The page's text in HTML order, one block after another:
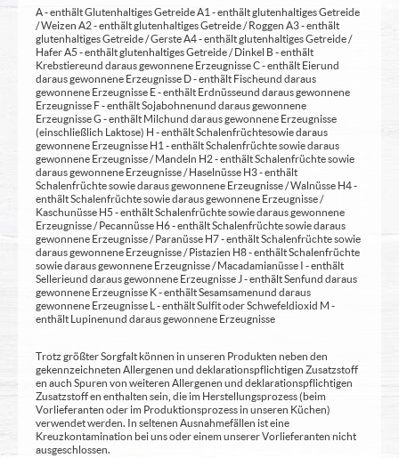
A - enthält Glutenhaltiges Getreide A1 - enthält glutenhaltiges Getreide
/ Weizen A2 - enthält glutenhaltiges Getreide / Roggen A3 - enthält
glutenhaltiges Getreide / Gerste A4 - enthält glutenhaltiges Getreide /
Hafer A5 - enthält glutenhaltiges Getreide / Dinkel B - enthält
Krebstiere und daraus gewonnene Erzeugnisse C - enthält Eier und
daraus gewonnene Erzeugnisse D - enthält Fische und daraus
gewonnene Erzeugnisse E - enthält Erdnüsse und daraus gewonnene
Erzeugnisse F - enthält Sojabohnen und daraus gewonnene
Erzeugnisse G - enthält Milch und daraus gewonnene Erzeugnisse
(einschließlich Laktose) H - enthält Schalenfrüchte sowie daraus
gewonnene Erzeugnisse H1 - enthält Schalenfrüchte sowie daraus
gewonnene Erzeugnisse / Mandeln H2 - enthält Schalenfrüchte sowie
daraus gewonnene Erzeugnisse / Haselnüsse H3 - enthält
Schalenfrüchte sowie daraus gewonnene Erzeugnisse / Walnüsse H4 -
enthält Schalenfrüchte sowie daraus gewonnene Erzeugnisse /
Kaschunüsse H5 - enthält Schalenfrüchte sowie daraus gewonnene
Erzeugnisse / Pecannüsse H6 - enthält Schalenfrüchte sowie daraus
gewonnene Erzeugnisse / Paranüsse H7 - enthält Schalenfrüchte sowie
daraus gewonnene Erzeugnisse / Pistazien H8 - enthält Schalenfrüchte
sowie daraus gewonnene Erzeugnisse / Macadamianüsse I - enthält
Sellerie und daraus gewonnene Erzeugnisse J - enthält Senf und daraus
gewonnene Erzeugnisse K - enthält Sesamsamen und daraus
gewonnene Erzeugnisse L - enthält Sulfit oder Schwefeldioxid M -
enthält Lupinen und daraus gewonnene Erzeugnisse
Trotz größter Sorgfalt können in unseren Produkten neben den
gekennzeichneten Allergenen und deklarationspflichtigen Zusatzstoff
en auch Spuren von weiteren Allergenen und deklarationspflichtigen
Zusatzstoff en enthalten sein, die im Herstellungsprozess (beim
Vorlieferanten oder im Produktionsprozess in unseren Küchen)
verwendet werden. In seltenen Ausnahmefällen ist eine
Kreuzkontamination bei uns oder einem unserer Vorlieferanten nicht
ausgeschlossen.